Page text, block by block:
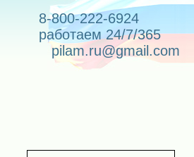
8-800-222-6924
работаем 24/7/365
pilam.ru@gmail.com